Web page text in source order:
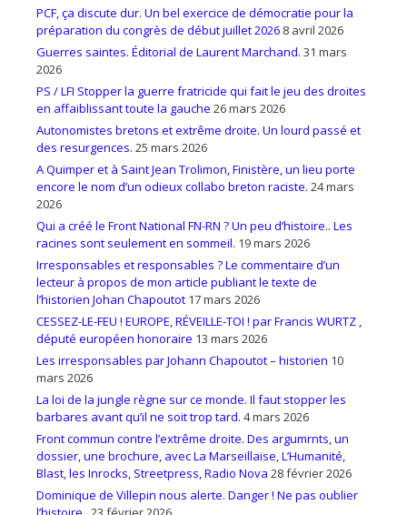
PCF, ça discute dur. Un bel exercice de démocratie pour la
préparation du congrès de début juillet 2026 8 avril 2026
Guerres saintes. Éditorial de Laurent Marchand. 31 mars
2026
PS / LFI Stopper la guerre fratricide qui fait le jeu des droites
en affaiblissant toute la gauche 26 mars 2026
Autonomistes bretons et extrême droite. Un lourd passé et
des resurgences. 25 mars 2026
A Quimper et à Saint Jean Trolimon, Finistère, un lieu porte
encore le nom d’un odieux collabo breton raciste. 24 mars
2026
Qui a créé le Front National FN-RN ? Un peu d’histoire.. Les
racines sont seulement en sommeil. 19 mars 2026
Irresponsables et responsables ? Le commentaire d’un
lecteur à propos de mon article publiant le texte de
l’historien Johan Chapoutot 17 mars 2026
CESSEZ-LE-FEU ! EUROPE, RÉVEILLE-TOI ! par Francis WURTZ ,
député européen honoraire 13 mars 2026
Les irresponsables par Johann Chapoutot – historien 10
mars 2026
La loi de la jungle règne sur ce monde. Il faut stopper les
barbares avant qu’il ne soit trop tard. 4 mars 2026
Front commun contre l’extrême droite. Des argumrnts, un
dossier, une brochure, avec La Marseillaise, L’Humanité,
Blast, les Inrocks, Streetpress, Radio Nova 28 février 2026
Dominique de Villepin nous alerte. Danger ! Ne pas oublier